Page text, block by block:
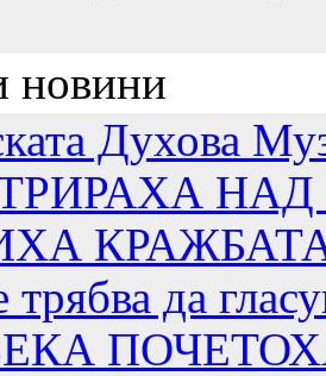
новини
Духова
НАД
да